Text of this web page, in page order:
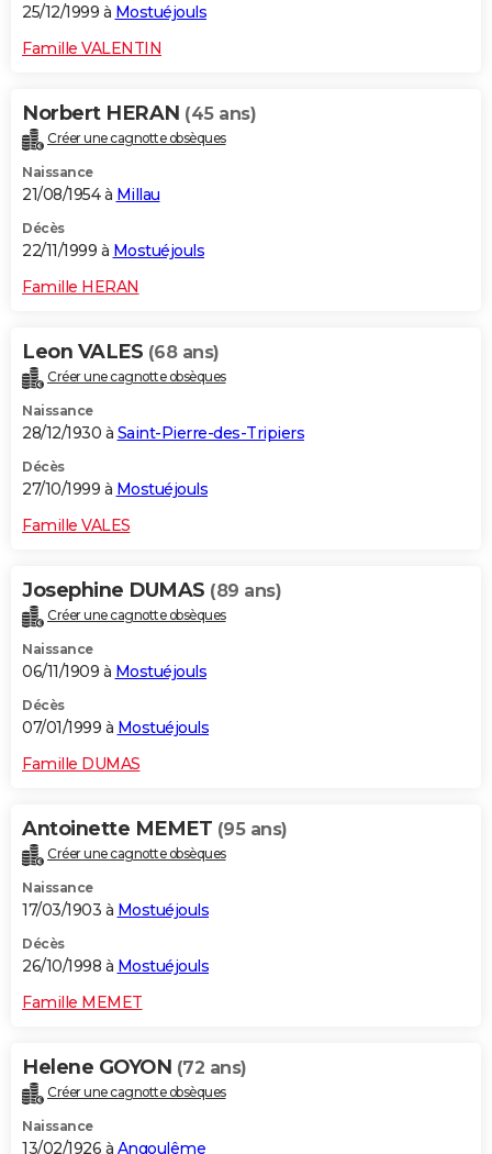
25/12/1999 à Mostuéjouls
Famille VALENTIN
Norbert HERAN (45 ans)
Créer une cagnotte obsèques
Naissance
21/08/1954 à Millau
Décès
22/11/1999 à Mostuéjouls
Famille HERAN
Leon VALES (68 ans)
Créer une cagnotte obsèques
Naissance
28/12/1930 à Saint-Pierre-des-Tripiers
Décès
27/10/1999 à Mostuéjouls
Famille VALES
Josephine DUMAS (89 ans)
Créer une cagnotte obsèques
Naissance
06/11/1909 à Mostuéjouls
Décès
07/01/1999 à Mostuéjouls
Famille DUMAS
Antoinette MEMET (95 ans)
Créer une cagnotte obsèques
Naissance
17/03/1903 à Mostuéjouls
Décès
26/10/1998 à Mostuéjouls
Famille MEMET
Helene GOYON (72 ans)
Créer une cagnotte obsèques
Naissance
13/02/1926 à Angoulême